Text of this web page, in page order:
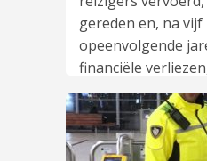
gereden en, na vijf
opeenvolgende
financiële
meer…